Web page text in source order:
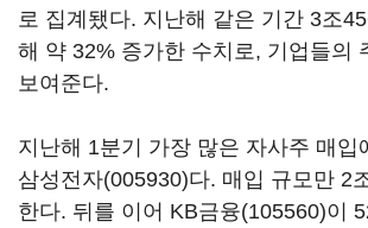
로 집계됐다. 지난해 같은 기간 3조
해 약 32% 증가한 수치로, 기업들의
보여준다.
지난해 1분기 가장 많은 자사주 매입
삼성전자(005930)다. 매입 규모만 2
한다. 뒤를 이어 KB금융(105560)이